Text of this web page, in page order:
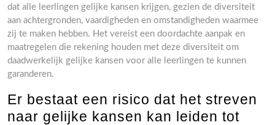
dat alle leerlingen gelijke kansen krijgen, gezien de diversiteit
aan achtergronden, vaardigheden en omstandigheden waarmee
zij te maken hebben. Het vereist een doordachte aanpak en
maatregelen die rekening houden met deze diversiteit om
daadwerkelijk gelijke kansen voor alle leerlingen te kunnen
garanderen.
Er bestaat een risico dat het streven
naar gelijke kansen kan leiden tot